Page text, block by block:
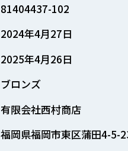
81404437-102
2024年4月27日
2025年4月26日
ブロンズ
有限会社西村商店
福岡県福岡市東区蒲田4-5-